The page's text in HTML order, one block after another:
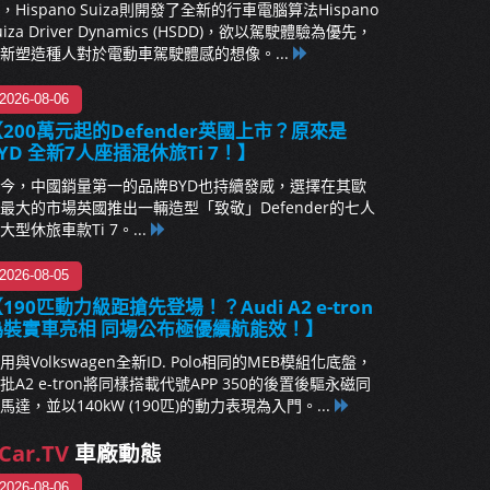
Hispano Suiza則開發了全新的行車電腦算法Hispano
Driver Dynamics (HSDD)，欲以駕駛體驗為優先，
塑造種人對於電動車駕駛體感的想像。...
08-06
萬元起的Defender英國上市？原來是
全新7人座插混休旅Ti 7！】
，中國銷量第一的品牌BYD也持續發威，選擇在其歐
大的市場英國推出一輛造型「致敬」Defender的七人
型休旅車款Ti 7。...
08-05
匹動力級距搶先登場！？Audi A2 e-tron
實車亮相 同場公布極優續航能效！】
與Volkswagen全新ID. Polo相同的MEB模組化底盤，
A2 e-tron將同樣搭載代號APP 350的後置後驅永磁同
達，並以140kW (190匹)的動力表現為入門。...
車廠動態